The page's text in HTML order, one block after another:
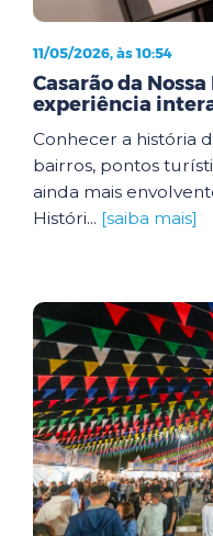
11/05/2026, às 10:54
Casarão da
experiência
Conhecer a história
bairros, pontos
ainda mais
Históri... [saiba mais]